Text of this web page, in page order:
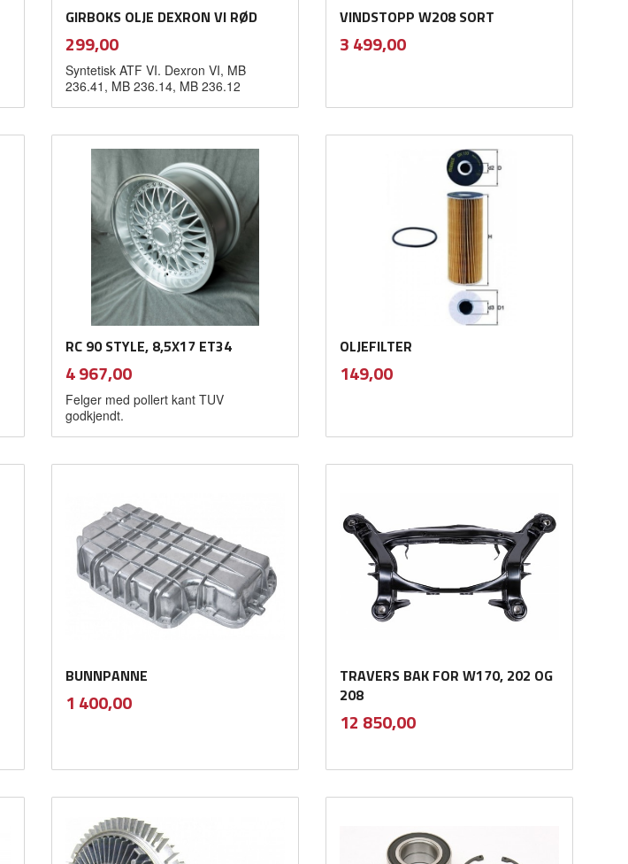
GIRBOKS OLJE DEXRON VI RØD
Pris
299,00mva.
Kjøp
Syntetisk ATF VI. Dexron VI, MB
236.41, MB 236.14, MB 236.12
VINDSTOPP W208 SORT
Pris
3 499,00mva.
Kjøp
RC 90 STYLE, 8,5X17 ET34
Pris
4 967,00mva.
Felger med pollert kant TUV
godkjendt.
OLJEFILTER
Pris
149,00mva.
BUNNPANNE
Pris
1 400,00mva.
TRAVERS BAK FOR W170, 202 OG
208
Pris
12 850,00mva.